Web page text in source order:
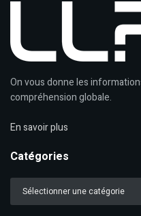
On vous donne les
compréhension globale.
En savoir plus
Catégories
Catégories